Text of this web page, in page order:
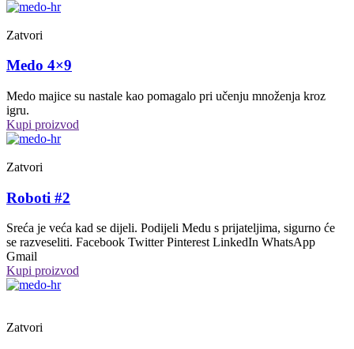
Zatvori
Medo 4×9
Medo majice su nastale kao pomagalo pri učenju množenja kroz
igru.
Kupi proizvod
Zatvori
Roboti #2
Sreća je veća kad se dijeli. Podijeli Medu s prijateljima, sigurno će
se razveseliti. Facebook Twitter Pinterest LinkedIn WhatsApp
Gmail
Kupi proizvod
Zatvori